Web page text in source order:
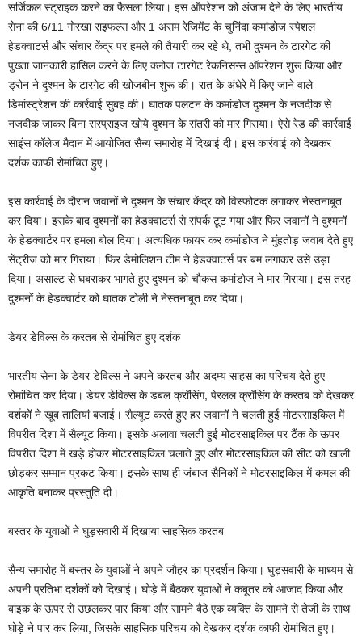
सर्जिकल स्ट्राइक करने का फैसला लिया। इस ऑपरेशन को अंजाम देने के लिए भारतीय
सेना की 6/11 गोरखा राइफल्स और 1 असम रेजिमेंट के चुनिंदा कमांडोज स्पेशल
हेडक्वाटर्स और संचार केंद्र पर हमले की तैयारी कर रहे थे, तभी दुश्मन के टारगेट की
पुख्ता जानकारी हासिल करने के लिए क्लोज टारगेट रेकनिसन्स ऑपरेशन शुरू किया और
ड्रोन ने दुश्मन के टारगेट की खोजबीन शुरू की। रात के अंधेरे में किए जाने वाले
डिमांस्ट्रेशन की कार्रवाई सुबह की। घातक पलटन के कमांडोज दुश्मन के नजदीक से
नजदीक जाकर बिना सरप्राइज खोये दुश्मन के संतरी को मार गिराया। ऐसे रेड की कार्रवाई
साइंस कॉलेज मैदान में आयोजित सैन्य समारोह में दिखाई दी। इस कार्रवाई को देखकर
दर्शक काफी रोमांचित हुए।
इस कार्रवाई के दौरान जवानों ने दुश्मन के संचार केंद्र को विस्फोटक लगाकर नेस्तनाबूत
कर दिया। इसके बाद दुश्मनों का हेडक्वाटर्स से संपर्क टूट गया और फिर जवानों ने दुश्मनों
के हेडक्वार्टर पर हमला बोल दिया। अत्यधिक फायर कर कमांडोज ने मुंहतोड़ जवाब देते हुए
सेंट्रीज को मार गिराया। फिर डेमोलिशन टीम ने हेडक्वाटर्स पर बम लगाकर उसे उड़ा
दिया। असाल्ट से घबराकर भागते हुए दुश्मन को चौकस कमांडोज ने मार गिराया। इस तरह
दुश्मनों के हेडक्वार्टर को घातक टोली ने नेस्तनाबूत कर दिया।
डेयर डेविल्स के करतब से रोमांचित हुए दर्शक
भारतीय सेना के डेयर डेविल्स ने अपने करतब और अदम्य साहस का परिचय देते हुए
रोमांचित कर दिया। डेयर डेविल्स के डबल क्रॉसिंग, पेरलल क्रॉसिंग के करतब को देखकर
दर्शकों ने खूब तालियां बजाई। सैल्यूट करते हुए हर जवानों ने चलती हुई मोटरसाइकिल में
विपरीत दिशा में सैल्यूट किया। इसके अलावा चलती हुई मोटरसाइकिल पर टैंक के ऊपर
विपरीत दिशा में खड़े होकर मोटरसाइकिल चलाते हुए और मोटरसाइकिल की सीट को खाली
छोड़कर सम्मान प्रकट किया। इसके साथ ही जंबाज सैनिकों ने मोटरसाइकिल में कमल की
आकृति बनाकर प्रस्तुति दी।
बस्तर के युवाओं ने घुड़सवारी में दिखाया साहसिक करतब
सैन्य समारोह में बस्तर के युवाओं ने अपने जौहर का प्रदर्शन किया। घुड़सवारी के माध्यम से
अपनी प्रतिभा दर्शकों को दिखाई। घोड़े में बैठकर युवाओं ने कबूतर को आजाद किया और
बाइक के ऊपर से उछलकर पार किया और सामने बैठे एक व्यक्ति के सामने से तेजी के साथ
घोड़े ने पार कर लिया, जिसके साहसिक परिचय को देखकर दर्शक काफी रोमांचित हुए।